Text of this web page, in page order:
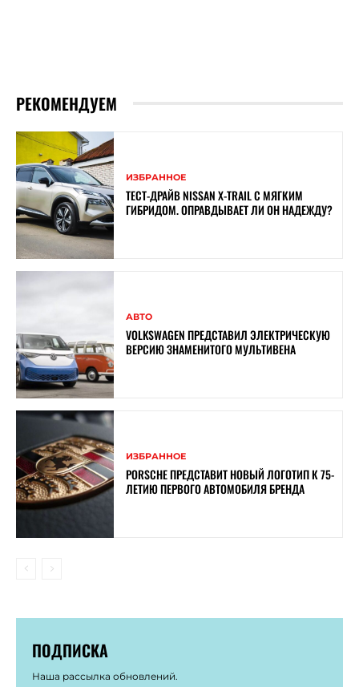
РЕКОМЕНДУЕМ
ИЗБРАННОЕ
ТЕСТ-ДРАЙВ NISSAN X-TRAIL С МЯГКИМ
ГИБРИДОМ. ОПРАВДЫВАЕТ ЛИ ОН НАДЕЖДУ?
АВТО
VOLKSWAGEN ПРЕДСТАВИЛ ЭЛЕКТРИЧЕСКУЮ
ВЕРСИЮ ЗНАМЕНИТОГО МУЛЬТИВЕНА
ИЗБРАННОЕ
PORSCHE ПРЕДСТАВИТ НОВЫЙ ЛОГОТИП К 75-
ЛЕТИЮ ПЕРВОГО АВТОМОБИЛЯ БРЕНДА
ПОДПИСКА
Наша рассылка обновлений.